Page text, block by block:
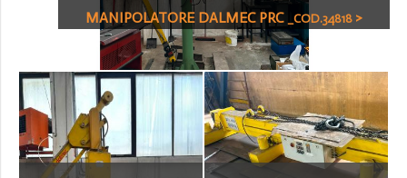
MANIPOLATORE DALMEC PRC _COD.34818 >